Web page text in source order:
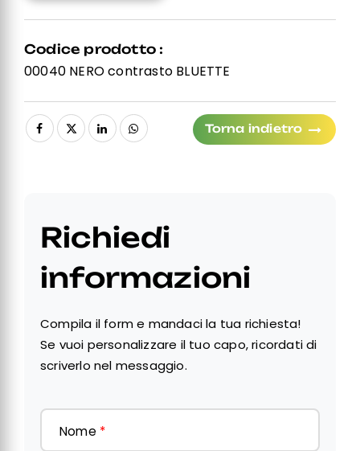
Codice prodotto :
00040 NERO contrasto BLUETTE
Torna indietro
Richiedi
informazioni
Compila il form e mandaci la tua richiesta!
Se vuoi personalizzare il tuo capo, ricordati di
scriverlo nel messaggio.
Nome *